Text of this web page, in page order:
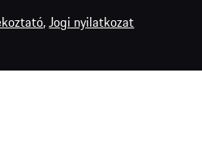
,Jogi nyilatkozat